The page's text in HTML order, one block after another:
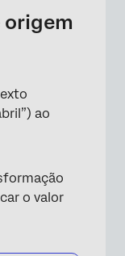
ao
o valor